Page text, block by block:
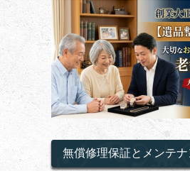
無償修理保証とメンテ